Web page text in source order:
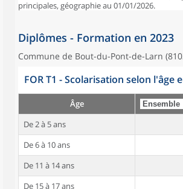
principales, géographie au 01/01/2026.
Diplômes - Formation en 2023
Commune de Bout-du-Pont-de-Larn
FOR T1 - Scolarisation selon l'âge
Âge
De 2 à 5 ans
De 6 à 10 ans
De 11 à 14 ans
De 15 à 17 ans